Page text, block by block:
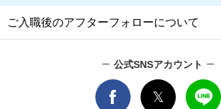
ご入職後のアフターフォローについて
公式SNSアカウント